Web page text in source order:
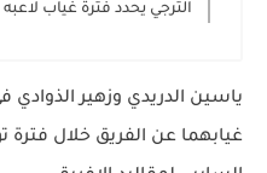
الترجي يحدد فترة غياب
ياسين الدريدي وزهير
غيابهما عن الفريق خلال